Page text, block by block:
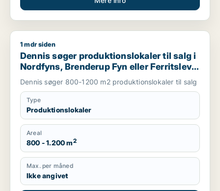
Dennis søger produktionslokaler til salg i Nordfyns,
1 mdr siden
Dennis søger produktionslokaler til salg i
Nordfyns, Brenderup Fyn eller Ferritslev
Fyn m.fl.
Dennis søger 800-1200 m2 produktionslokaler til salg
Type
Produktionslokaler
Areal
800 - 1.200 m2
Max. per måned
Ikke angivet